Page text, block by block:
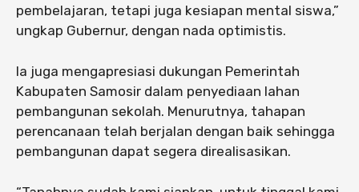
pembelajaran, tetapi juga kesiapan mental siswa,”
ungkap Gubernur, dengan nada optimistis.
Ia juga mengapresiasi dukungan Pemerintah
Kabupaten Samosir dalam penyediaan lahan
pembangunan sekolah. Menurutnya, tahapan
perencanaan telah berjalan dengan baik sehingga
pembangunan dapat segera direalisasikan.